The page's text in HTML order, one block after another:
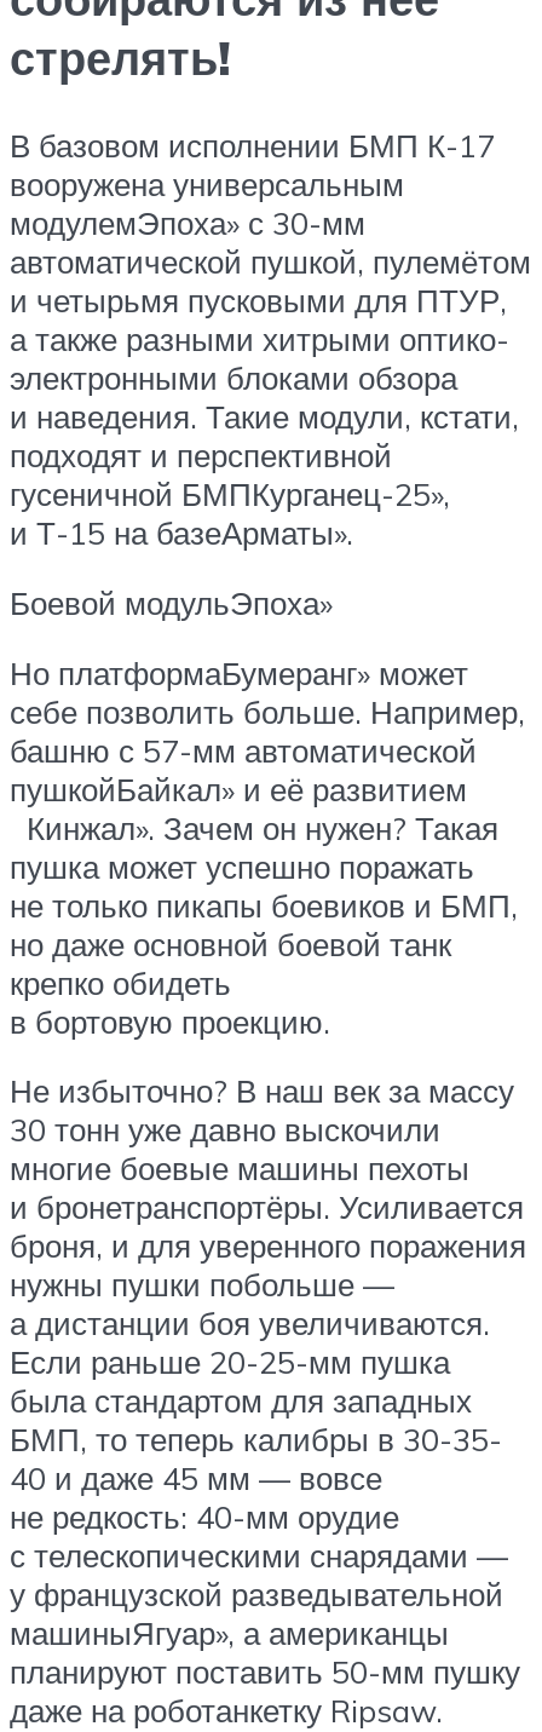
стрелять!
В базовом исполнении БМП К-17
вооружена универсальным
модулемЭпоха» с 30-мм
автоматической пушкой, пулемётом
и четырьмя пусковыми для ПТУР,
а также разными хитрыми оптико-
электронными блоками обзора
и наведения. Такие модули, кстати,
подходят и перспективной
гусеничной БМПКурганец-25»,
и Т-15 на базеАрматы».
Боевой модульЭпоха»
Но платформаБумеранг» может
себе позволить больше. Например,
башню с 57-мм автоматической
пушкойБайкал» и её развитием
Кинжал». Зачем он нужен? Такая
пушка может успешно поражать
не только пикапы боевиков и БМП,
но даже основной боевой танк
крепко обидеть
в бортовую проекцию.
Не избыточно? В наш век за массу
30 тонн уже давно выскочили
многие боевые машины пехоты
и бронетранспортёры. Усиливается
броня, и для уверенного поражения
нужны пушки побольше —
а дистанции боя увеличиваются.
Если раньше 20-25-мм пушка
была стандартом для западных
БМП, то теперь калибры в 30-35-
40 и даже 45 мм — вовсе
не редкость: 40-мм орудие
с телескопическими снарядами —
у французской разведывательной
машиныЯгуар», а американцы
планируют поставить 50-мм пушку
даже на роботанкетку Ripsaw.